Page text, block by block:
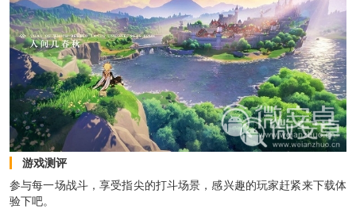
游戏测评
参与每一场战斗，享受指尖的打斗场景，感兴趣的玩家赶紧来下载体
验下吧。